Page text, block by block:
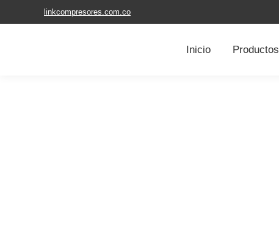
linkcompresores.com.co
Inicio Productos